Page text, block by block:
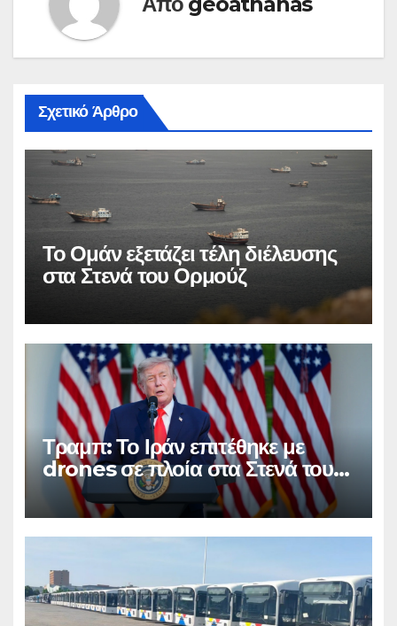
Σχετικό Άρθρο
Το Ομάν εξετάζει τέλη διέλευσης
στα Στενά του Ορμούζ
Τραμπ: Το Ιράν επιτέθηκε με
drones σε πλοία στα Στενά του
Ορμούζ